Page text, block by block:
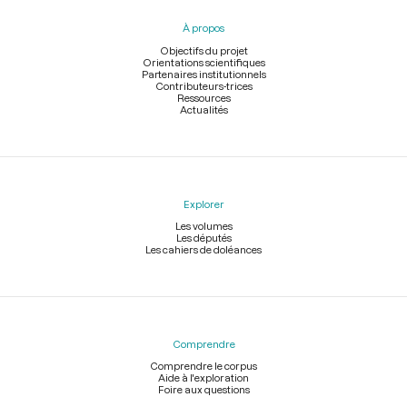
À propos
Objectifs du projet
Orientations scientifiques
Partenaires institutionnels
Contributeurs-trices
Ressources
Actualités
Explorer
Les volumes
Les députés
Les cahiers de doléances
Comprendre
Comprendre le corpus
Aide à l'exploration
Foire aux questions